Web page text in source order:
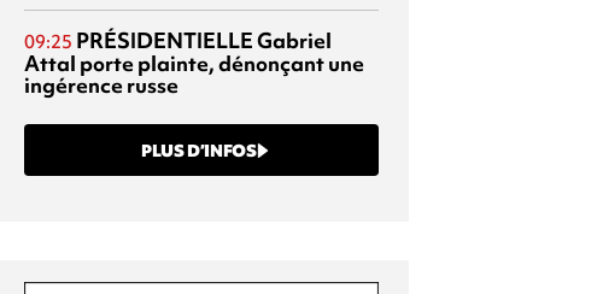
09:25 PRÉSIDENTIELLEGabriel
Attal porte plainte, dénonçant une
ingérence russe
PLUS D’INFOS